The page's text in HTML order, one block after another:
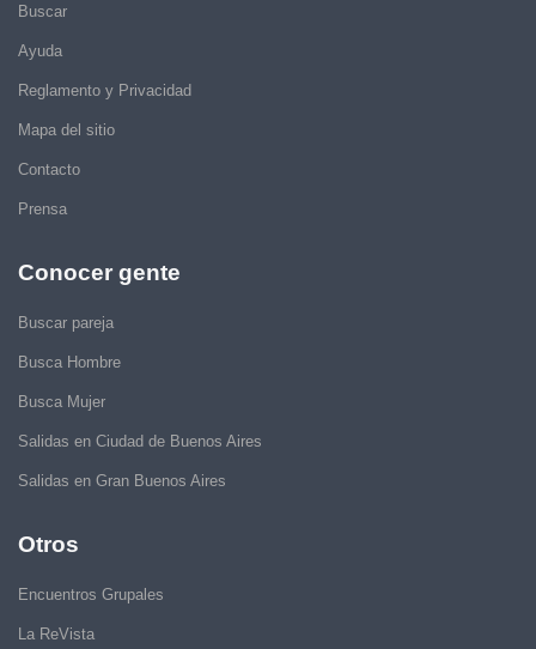
Buscar
Ayuda
Reglamento y Privacidad
Mapa del sitio
Contacto
Prensa
Conocer gente
Buscar pareja
Busca Hombre
Busca Mujer
Salidas en Ciudad de Buenos Aires
Salidas en Gran Buenos Aires
Otros
Encuentros Grupales
La ReVista